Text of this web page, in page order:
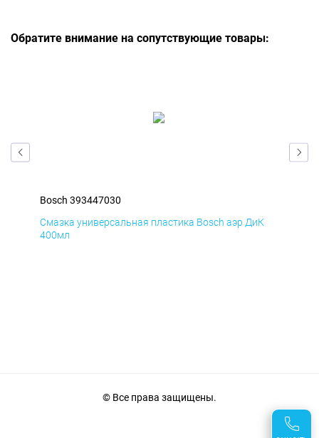
Обратите внимание на сопутствующие товары:
Bosch 393447030
Смазка универсальная пластика Bosch аэр ДиК
400мл
© Все права защищены.